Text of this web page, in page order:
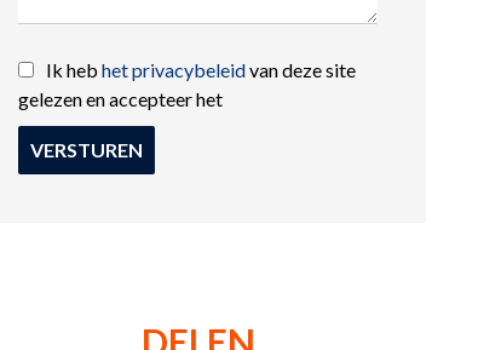
Ik hebhet privacybeleidvan deze site
gelezen en accepteer het
VERSTUREN